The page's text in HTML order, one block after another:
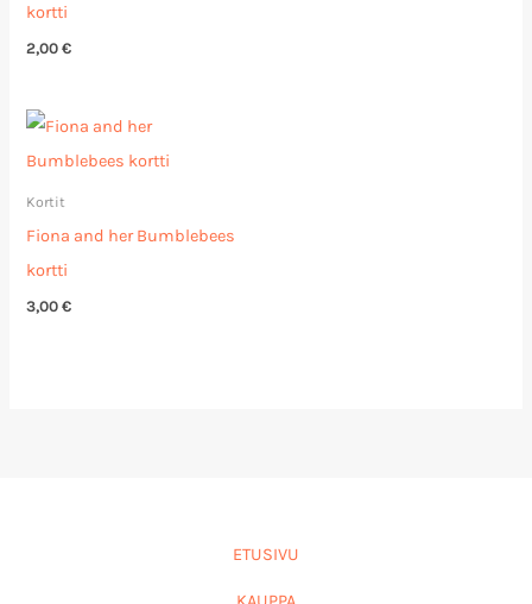
kortti
2,00€
Kortit
Fiona and her Bumblebees
kortti
3,00€
ETUSIVU